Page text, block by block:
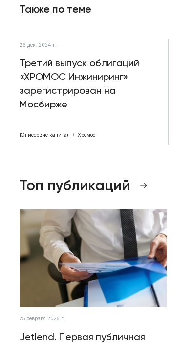
Также по теме
26 дек. 2024 г.
Третий выпуск облигаций
«ХРОМОС Инжиниринг»
зарегистрирован на
Мосбирже
Юнисервис капитал Хромос
Топ публикаций
25 февраля 2025 г.
Jetlend. Первая публичная